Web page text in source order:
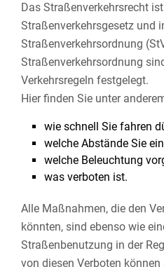
Das Straßenverkehrsrecht
Straßenverkehrsgesetz und
Straßenverkehrsordnung
Straßenverkehrsordnung
Verkehrsregeln festgelegt.
Hier finden Sie unter
wie schnell Sie fahren
welche Abstände Sie
welche Beleuchtung
was verboten ist.
Alle Maßnahmen, die den
könnten, sind ebenso wie
Straßenbenutzung in der
von diesen Verboten